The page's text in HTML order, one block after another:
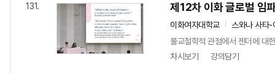
131. 제12차 이화 글로벌 임
이화여자대학교
스와나 사타-
불교철학적 관점에서 젠더에 대
차시보기
강의담기